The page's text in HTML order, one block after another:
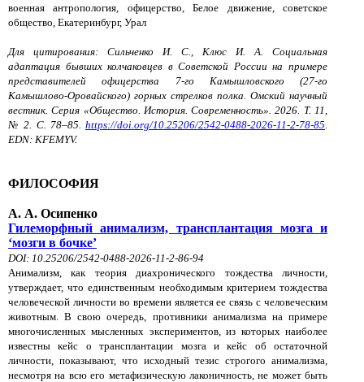
военная антропология, офицерство, Белое движение, советское
общество, Екатеринбург, Урал
Для цитирования: Сильченко И. С., Клюс И. А. Социальная
адаптация бывших колчаковцев в Советской России на примере
представителей офицерства 7-го Камышловского (27-го
Камышлово-Оровайского) горных стрелков полка. Омский научный
вестник. Серия «Общество. История. Современность». 2026. Т. 11,
№ 2. С. 78–85. https://doi.org/10.25206/2542-0488-2026-11-2-78-85
EDN: KFEMYV.
ФИЛОСОФИЯ
А. А. Осипенко
Гилеморфный анимализм, трансплантация мозга и
‘мозги в бочке’
DOI: 10.25206/2542-0488-2026-11-2-86-94
Анимализм, как теория диахронического тождества личности,
утверждает, что единственным необходимым критерием тождества
человеческой личности во времени является ее связь с человеческим
животным. В свою очередь, противники анимализма на примере
многочисленных мысленных экспериментов, из которых наиболее
известны кейс о трансплантации мозга и кейс об остаточной
личности, показывают, что исходный тезис строгого анимализма,
несмотря на всю его метафизическую лаконичность, не может быть